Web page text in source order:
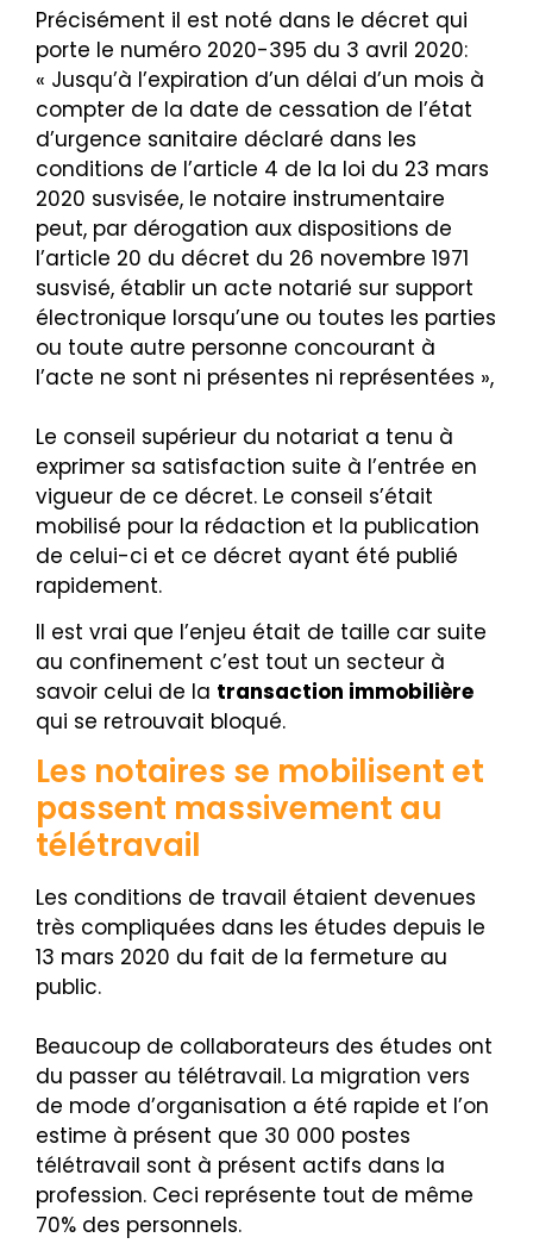
Précisément il est noté dans le décret qui
porte le numéro 2020-395 du 3 avril 2020:
« Jusqu’à l’expiration d’un délai d’un mois à
compter de la date de cessation de l’état
d’urgence sanitaire déclaré dans les
conditions de l’article 4 de la loi du 23 mars
2020 susvisée, le notaire instrumentaire
peut, par dérogation aux dispositions de
l’article 20 du décret du 26 novembre 1971
susvisé, établir un acte notarié sur support
électronique lorsqu’une ou toutes les parties
ou toute autre personne concourant à
l’acte ne sont ni présentes ni représentées »,
Le conseil supérieur du notariat a tenu à
exprimer sa satisfaction suite à l’entrée en
vigueur de ce décret. Le conseil s’était
mobilisé pour la rédaction et la publication
de celui-ci et ce décret ayant été publié
rapidement.
Il est vrai que l’enjeu était de taille car suite
au confinement c’est tout un secteur à
savoir celui de la transaction immobilière
qui se retrouvait bloqué.
Les notaires se mobilisent et
passent massivement au
télétravail
Les conditions de travail étaient devenues
très compliquées dans les études depuis le
13 mars 2020 du fait de la fermeture au
public.
Beaucoup de collaborateurs des études ont
du passer au télétravail. La migration vers
de mode d’organisation a été rapide et l’on
estime à présent que 30 000 postes
télétravail sont à présent actifs dans la
profession. Ceci représente tout de même
70% des personnels.